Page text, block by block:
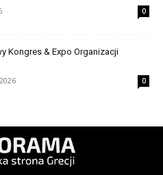
0
Kongres & Expo Organizacji
0